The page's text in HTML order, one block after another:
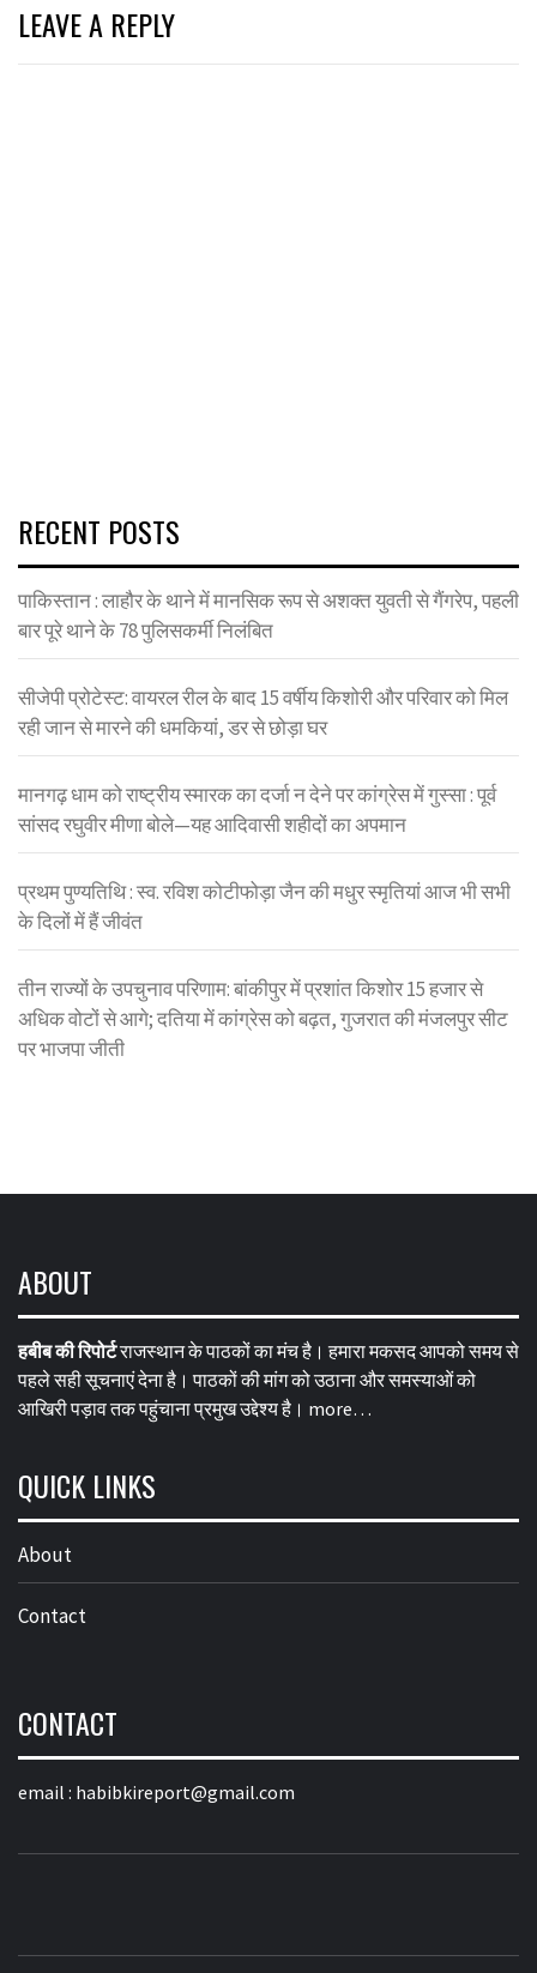
LEAVE A REPLY
RECENT POSTS
पाकिस्तान : लाहौर के थाने में मानसिक रूप से अशक्त युवती से गैंगरेप, पहली
बार पूरे थाने के 78 पुलिसकर्मी निलंबित
सीजेपी प्रोटेस्ट: वायरल रील के बाद 15 वर्षीय किशोरी और परिवार को मिल
रही जान से मारने की धमकियां, डर से छोड़ा घर
मानगढ़ धाम को राष्ट्रीय स्मारक का दर्जा न देने पर कांग्रेस में गुस्सा : पूर्व
सांसद रघुवीर मीणा बोले—यह आदिवासी शहीदों का अपमान
प्रथम पुण्यतिथि : स्व. रविश कोटीफोड़ा जैन की मधुर स्मृतियां आज भी सभी
के दिलों में हैं जीवंत
तीन राज्यों के उपचुनाव परिणाम: बांकीपुर में प्रशांत किशोर 15 हजार से
अधिक वोटों से आगे; दतिया में कांग्रेस को बढ़त, गुजरात की मंजलपुर सीट
पर भाजपा जीती
ABOUT
हबीब की रिपोर्टराजस्थान के पाठकों का मंच है। हमारा मकसद आपको समय से
पहले सही सूचनाएं देना है। पाठकों की मांग को उठाना और समस्याओं को
आखिरी पड़ाव तक पहुंचाना प्रमुख उद्देश्य है। more…
QUICK LINKS
About
Contact
CONTACT
email : habibkireport@gmail.com